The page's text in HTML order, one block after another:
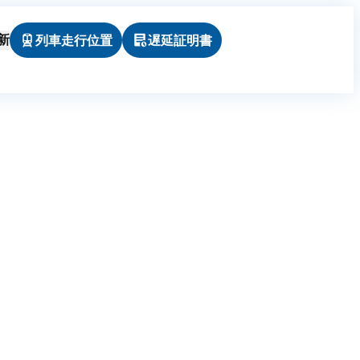
列車走行位置 遅延証明書